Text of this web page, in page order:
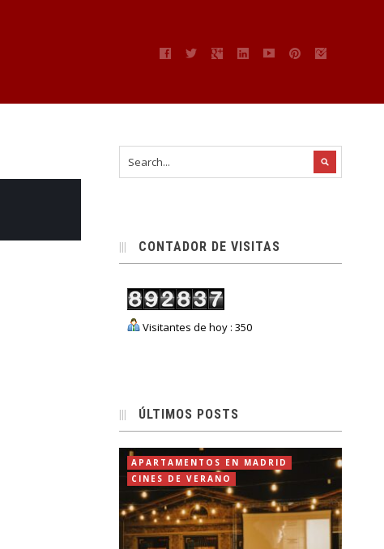
CONTADOR DE VISITAS
Visitantes de hoy : 350
ÚLTIMOS POSTS
APARTAMENTOS EN MADRID
CINES DE VERANO